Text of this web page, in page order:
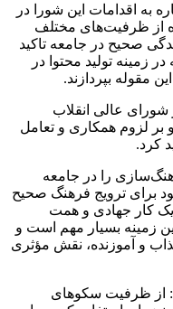
به اقدامات این شورا در
از ظرفیت‌های مختلف
صحیح در جامعه تاکید
زمینه تولید محتوا در
مقوله بپردازند.
عالی انقلاب
بر لزوم همکاری و تعامل
کرد.
را در جامعه
برای ترویج فرهنگ صحیح
یک کار جهادی و همت
زمینه بسیار مهم است و
جذاب و آموزنده، نقش مؤثری
از ظرفیت سکوهای